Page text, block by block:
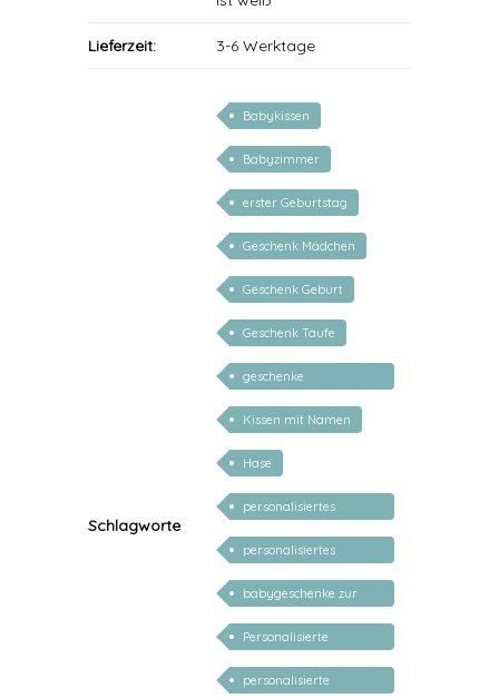
Lieferzeit: 3-6 Werktage
Schlagworte
Babykissen
Babyzimmer
erster Geburtstag
Geschenk Mädchen
Geschenk Geburt
Geschenk Taufe
geschenke
personalisiert kinder
Kissen mit Namen
Hase
personalisiertes
Ostergeschenk
Mädchen
personalisiertes
Ostergeschenk Junge
babygeschenke zur
geburt personalisiert
Personalisierte
Babygeschenke
personalisierte